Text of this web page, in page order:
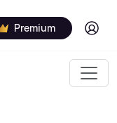
Premium Log in